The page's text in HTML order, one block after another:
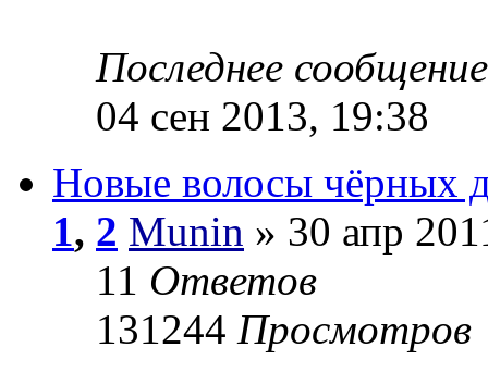
Последнее
04 сен 2013, 19:38
Новые волосы чёрных
1, 2 Munin » 30 апр
11 Ответов
131244 Просмотров